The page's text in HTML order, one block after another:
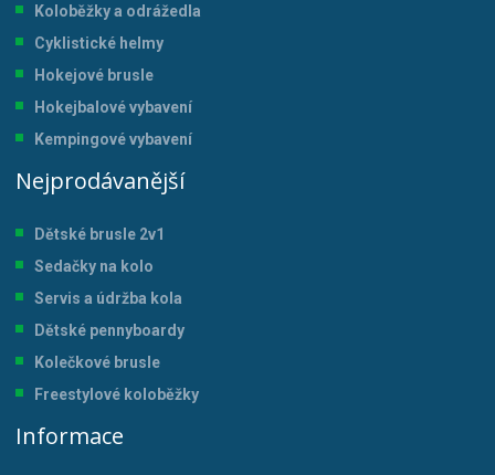
Koloběžky a odrážedla
Cyklistické helmy
Hokejové brusle
Hokejbalové vybavení
Kempingové vybavení
Nejprodávanější
Dětské brusle 2v1
Sedačky na kolo
Servis a údržba kola
Dětské pennyboardy
Kolečkové brusle
Freestylové koloběžky
Informace